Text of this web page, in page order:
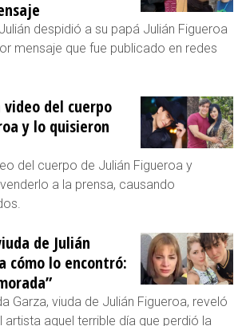
despidió a su papá Julián Figueroa
mensaje que fue publicado en redes
del cuerpo
y lo quisieron
del cuerpo de Julián Figueroa y
a la prensa, causando
de Julián
cómo lo encontró:
Garza, viuda de Julián Figueroa, reveló
aquel terrible día que perdió la